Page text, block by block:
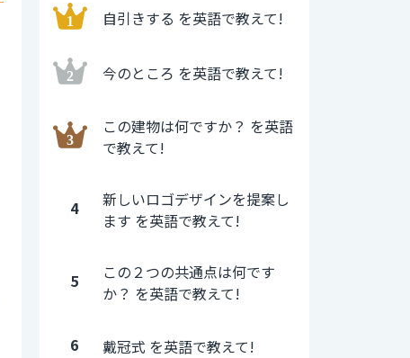
自引きする を英語で教えて!
今のところ を英語で教えて!
この建物は何ですか？ を英語
で教えて!
4
新しいロゴデザインを提案し
ます を英語で教えて!
5
この２つの共通点は何です
か？ を英語で教えて!
6 戴冠式 を英語で教えて!